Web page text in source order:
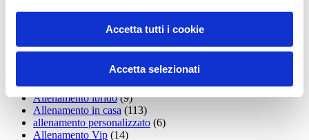
Accetta tutti i cookie
Accetta selezionati
Allenamenti in Diretta(30)
(1.800)
Allenamento aerobico(16)
Allenamento Braccia(9)
Allenamento Donne(75)
Allenamento funzionale(6)
Allenamento ibrido(9)
Allenamento in casa (113)
allenamento personalizzato (6)
Allenamento Vip (14)